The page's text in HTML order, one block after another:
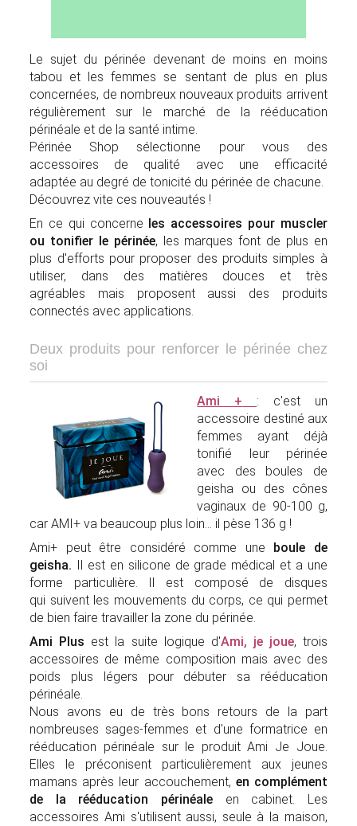
Le sujet du périnée devenant de moins en moins
tabou et les femmes se sentant de plus en plus
concernées, de nombreux nouveaux produits arrivent
régulièrement sur le marché de la rééducation
périnéale et de la santé intime.
Périnée Shop sélectionne pour vous des
accessoires de qualité avec une efficacité
adaptée au degré de tonicité du périnée de chacune.
Découvrez vite ces nouveautés !
En ce qui concerne les accessoires pour muscler
ou tonifier le périnée, les marques font de plus en
plus d'efforts pour proposer des produits simples à
utiliser, dans des matières douces et très
agréables mais proposent aussi des produits
connectés avec applications.
Deux produits pour renforcer le périnée chez
soi
Ami +
: c'est un
accessoire destiné aux
femmes ayant déjà
tonifié leur périnée
avec des boules de
geisha ou des cônes
vaginaux de 90-100 g,
car AMI+ va beaucoup plus loin... il pèse 136 g !
Ami+ peut être considéré comme une boule de
geisha. Il est en silicone de grade médical et a une
forme particulière. Il est composé de disques
qui suivent les mouvements du corps, ce qui permet
de bien faire travailler la zone du périnée.
Ami Plus est la suite logique d'Ami, je joue, trois
accessoires de même composition mais avec des
poids plus légers pour débuter sa rééducation
périnéale.
Nous avons eu de très bons retours de la part
nombreuses sages-femmes et d'une formatrice en
rééducation périnéale sur le produit Ami Je Joue.
Elles le préconisent particulièrement aux jeunes
mamans après leur accouchement, en complément
de la rééducation périnéale en cabinet. Les
accessoires Ami s'utilisent aussi, seule à la maison,